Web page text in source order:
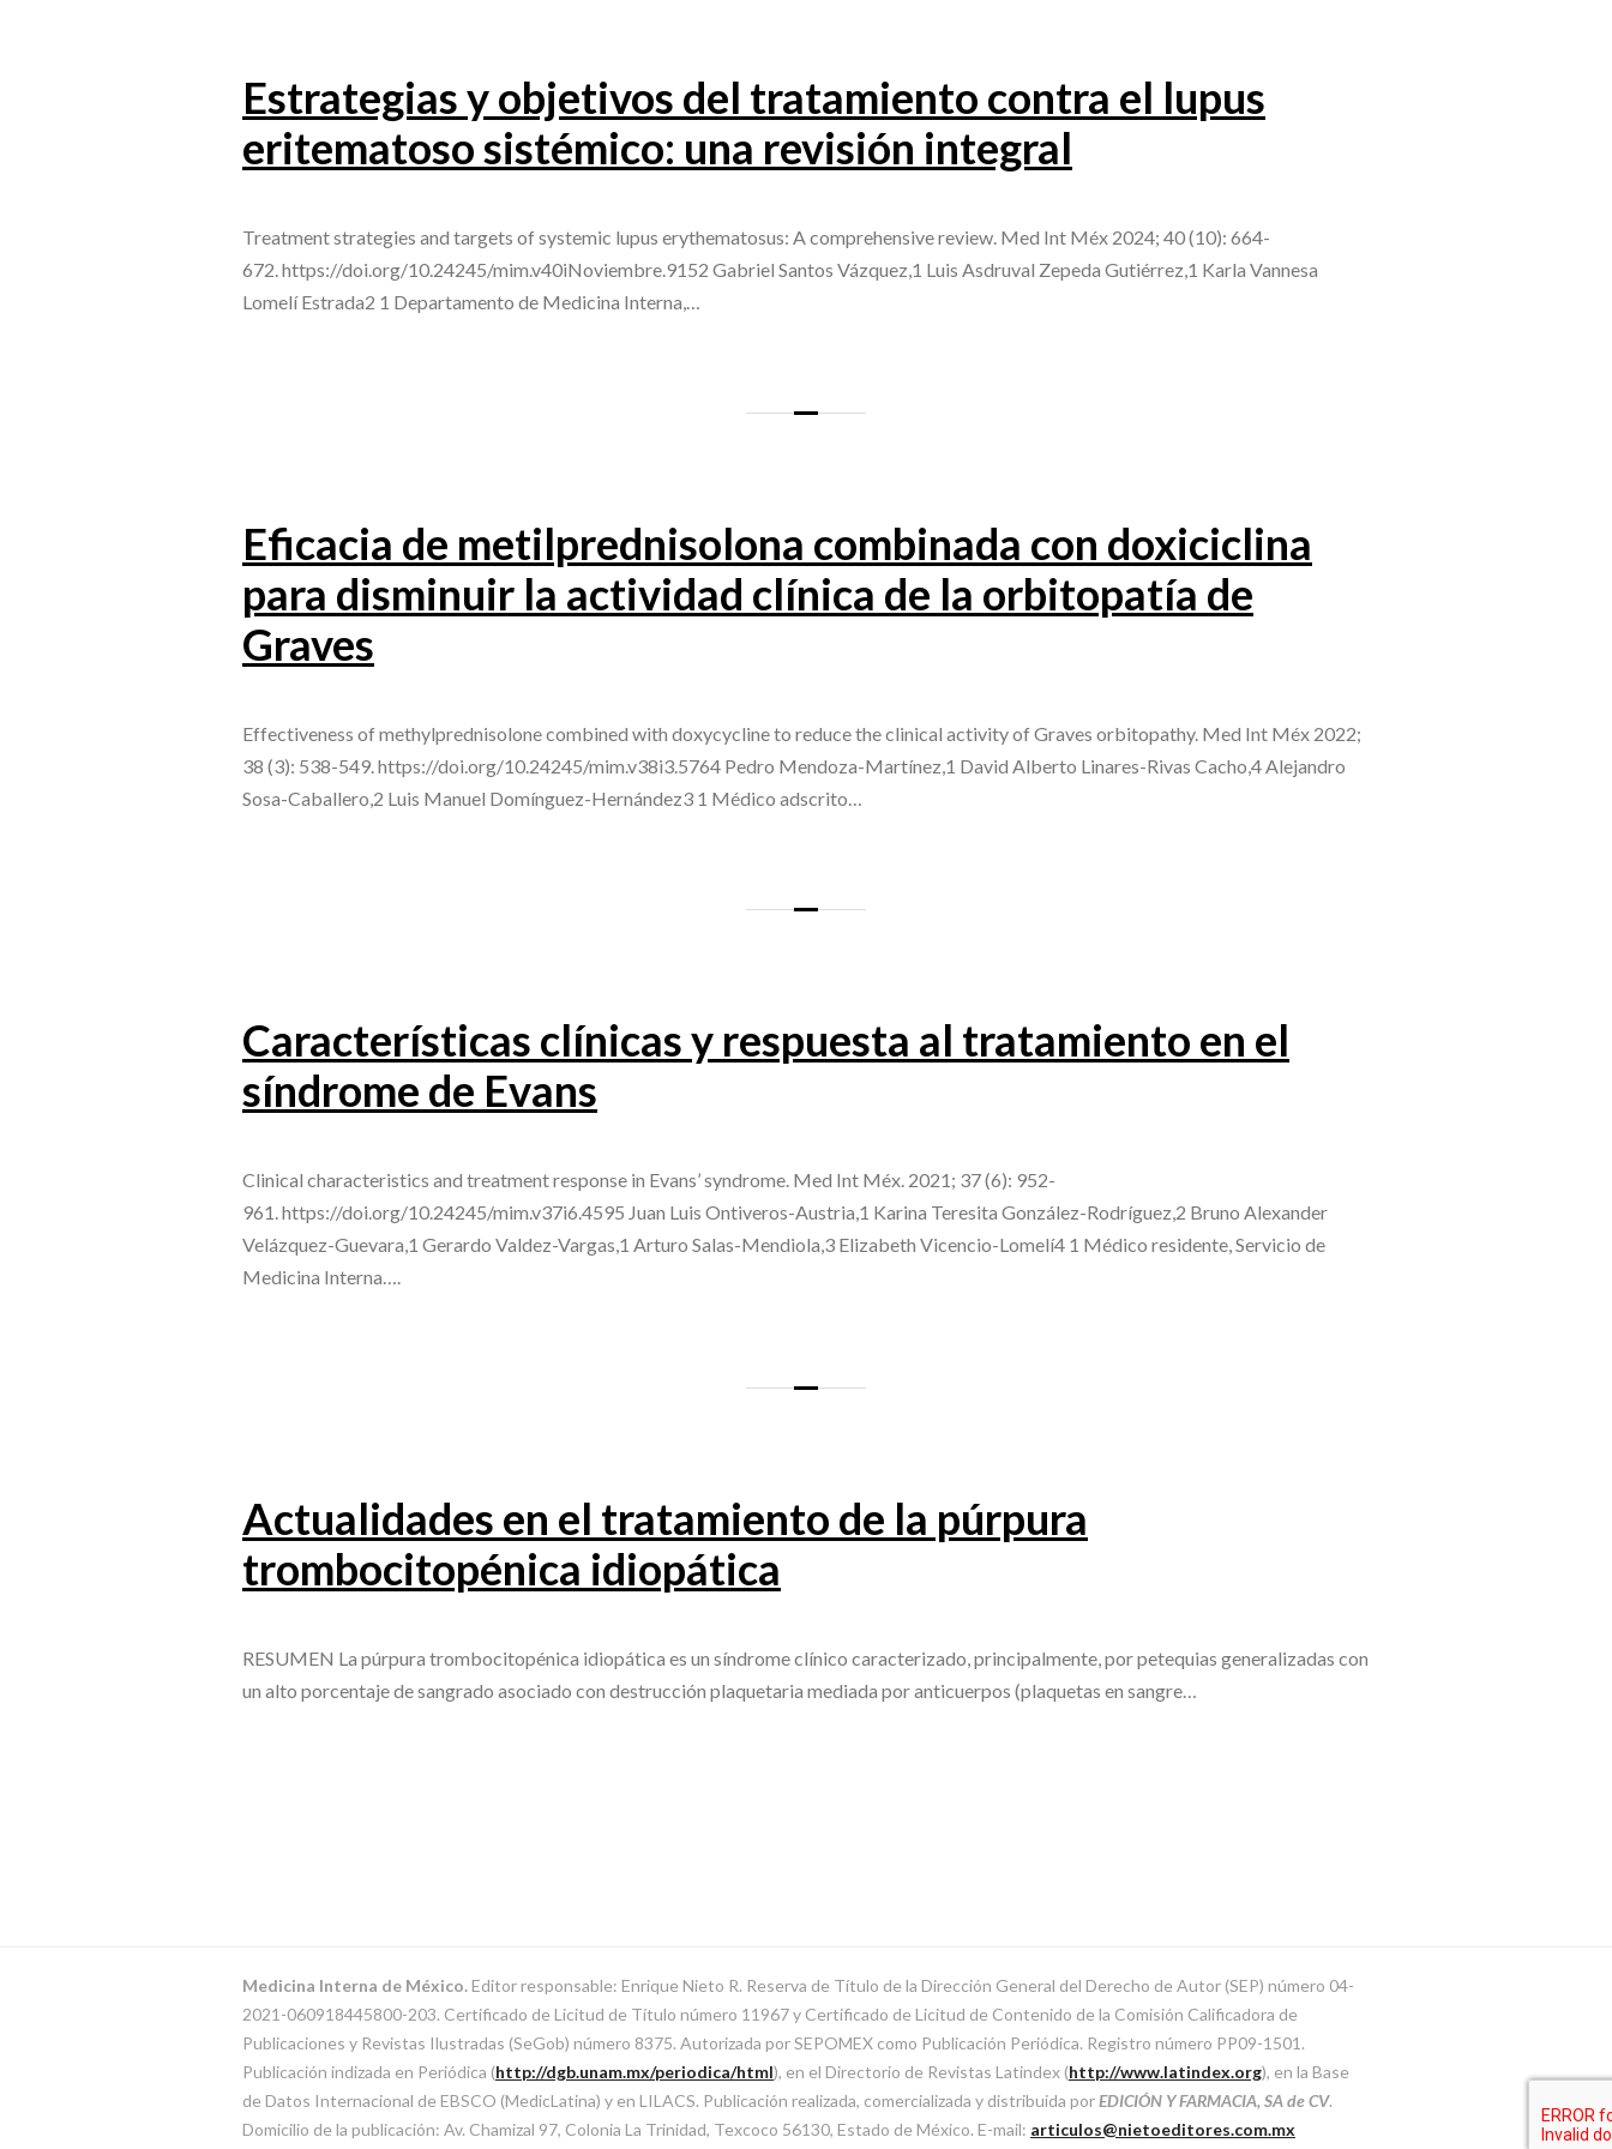
Estrategias y objetivos del tratamiento contra el lupus
eritematoso sistémico: una revisión integral
Treatment strategies and targets of systemic lupus erythematosus: A comprehensive review. Med Int Méx 2024; 40 (10): 664-
672. https://doi.org/10.24245/mim.v40iNoviembre.9152 Gabriel Santos Vázquez,1 Luis Asdruval Zepeda Gutiérrez,1 Karla Vannesa
Lomelí Estrada2 1 Departamento de Medicina Interna,…
Eficacia de metilprednisolona combinada con doxiciclina
para disminuir la actividad clínica de la orbitopatía de
Graves
Effectiveness of methylprednisolone combined with doxycycline to reduce the clinical activity of Graves orbitopathy. Med Int Méx 2022;
38 (3): 538-549. https://doi.org/10.24245/mim.v38i3.5764 Pedro Mendoza-Martínez,1 David Alberto Linares-Rivas Cacho,4 Alejandro
Sosa-Caballero,2 Luis Manuel Domínguez-Hernández3 1 Médico adscrito…
Características clínicas y respuesta al tratamiento en el
síndrome de Evans
Clinical characteristics and treatment response in Evans’ syndrome. Med Int Méx. 2021; 37 (6): 952-
961. https://doi.org/10.24245/mim.v37i6.4595 Juan Luis Ontiveros-Austria,1 Karina Teresita González-Rodríguez,2 Bruno Alexander
Velázquez-Guevara,1 Gerardo Valdez-Vargas,1 Arturo Salas-Mendiola,3 Elizabeth Vicencio-Lomelí4 1 Médico residente, Servicio de
Medicina Interna….
Actualidades en el tratamiento de la púrpura
trombocitopénica idiopática
RESUMEN La púrpura trombocitopénica idiopática es un síndrome clínico caracterizado, principalmente, por petequias generalizadas con
un alto porcentaje de sangrado asociado con destrucción plaquetaria mediada por anticuerpos (plaquetas en sangre…
Medicina Interna de México.Editor responsable: Enrique Nieto R. Reserva de Título de la Dirección General del Derecho de Autor (SEP) número 04-
2021-060918445800-203. Certificado de Licitud de Título número 11967 y Certificado de Licitud de Contenido de la Comisión Calificadora de
Publicaciones y Revistas Ilustradas (SeGob) número 8375. Autorizada por SEPOMEX como Publicación Periódica. Registro número PP09-1501.
Publicación indizada en Periódica (http://dgb.unam.mx/periodica/html), en el Directorio de Revistas Latindex (http://www.latindex.org), en la Base
de Datos Internacional de EBSCO (MedicLatina) y en LILACS. Publicación realizada, comercializada y distribuida porEDICIÓN Y FARMACIA, SA de CV.
Domicilio de la publicación: Av. Chamizal 97, Colonia La Trinidad, Texcoco 56130, Estado de México. E-mail: articulos@nietoeditores.com.mx